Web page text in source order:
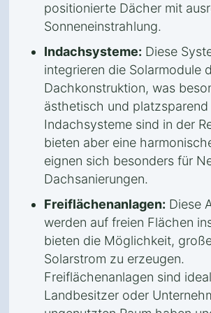
positionierte Dächer mit
Sonneneinstrahlung.
Indachsysteme: Diese
integrieren die Solarmodule
Dachkonstruktion, was
ästhetisch und platzsparend
Indachsysteme sind in der
bieten aber eine
eignen sich besonders für
Dachsanierungen.
Freiflächenanlagen: Diese
werden auf freien Flächen
bieten die Möglichkeit,
Solarstrom zu erzeugen.
Freiflächenanlagen sind
Landbesitzer oder